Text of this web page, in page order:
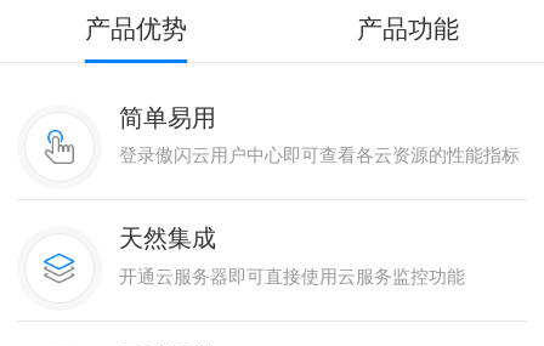
产品优势 产品功能
简单易用
登录傲闪云用户中心即可查看各云资源的性能指标
天然集成
开通云服务器即可直接使用云服务监控功能